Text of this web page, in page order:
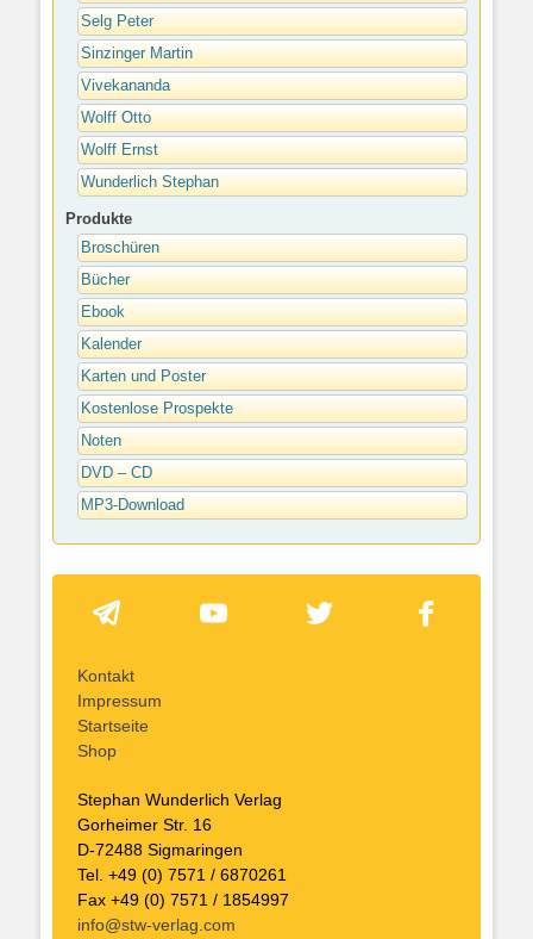
Selg Peter
Sinzinger Martin
Vivekananda
Wolff Otto
Wolff Ernst
Wunderlich Stephan
Produkte
Broschüren
Bücher
Ebook
Kalender
Karten und Poster
Kostenlose Prospekte
Noten
DVD – CD
MP3-Download
Kontakt
Impressum
Startseite
Shop
Stephan Wunderlich Verlag
Gorheimer Str. 16
D-72488 Sigmaringen
Tel. +49 (0) 7571 / 6870261
Fax +49 (0) 7571 / 1854997
info@stw-verlag.com